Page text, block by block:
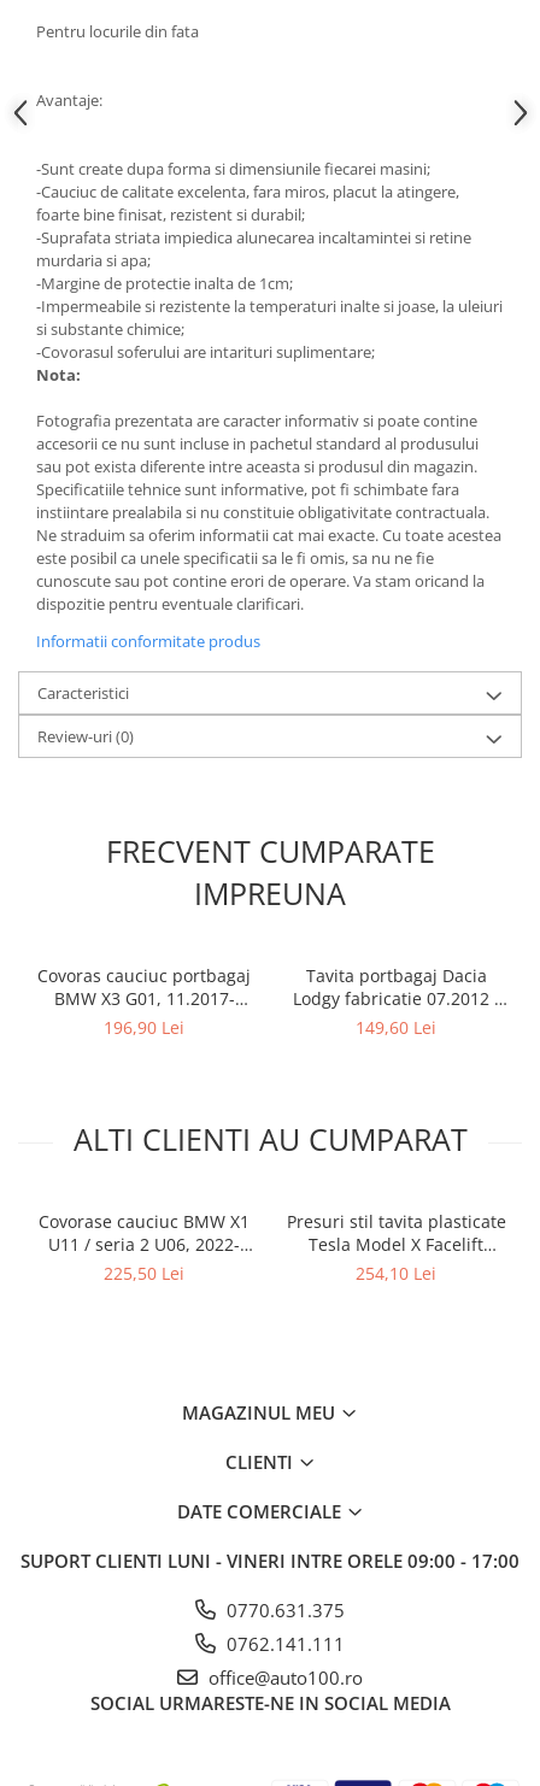
Pentru locurile din fata
Avantaje:
-Sunt create dupa forma si dimensiunile fiecarei masini;
-Cauciuc de calitate excelenta, fara miros, placut la atingere,
foarte bine finisat, rezistent si durabil;
-Suprafata striata impiedica alunecarea incaltamintei si retine
murdaria si apa;
-Margine de protectie inalta de 1cm;
-Impermeabile si rezistente la temperaturi inalte si joase, la uleiuri
si substante chimice;
-Covorasul soferului are intarituri suplimentare;
Nota:
Fotografia prezentata are caracter informativ si poate contine
accesorii ce nu sunt incluse in pachetul standard al produsului
sau pot exista diferente intre aceasta si produsul din magazin.
Specificatiile tehnice sunt informative, pot fi schimbate fara
instiintare prealabila si nu constituie obligativitate contractuala.
Ne straduim sa oferim informatii cat mai exacte. Cu toate acestea
este posibil ca unele specificatii sa le fi omis, sa nu ne fie
cunoscute sau pot contine erori de operare. Va stam oricand la
dispozitie pentru eventuale clarificari.
Informatii conformitate produs
Caracteristici
Review-uri(0)
FRECVENT CUMPARATE
IMPREUNA
Covoras cauciuc portbagaj
BMW X3 G01, 11.2017-
prezent, Rigum RKK Cehia
196,90 Lei
Tavita portbagaj Dacia
Lodgy fabricatie 07.2012 -
prezent (7 locuri)
149,60 Lei
ALTI CLIENTI AU CUMPARAT
Covorase cauciuc BMW X1
U11 / seria 2 U06, 2022-
prezent, fixare cu scai la
225,50 Lei
Presuri stil tavita plasticate
Tesla Model X Facelift
01.2021-prezent, randurile
254,10 Lei
MAGAZINUL MEU
CLIENTI
DATE COMERCIALE
SUPORT CLIENTI LUNI - VINERI INTRE ORELE 09:00 - 17:00
0770.631.375
0762.141.111
office@auto100.ro
SOCIAL URMARESTE-NE IN SOCIAL MEDIA